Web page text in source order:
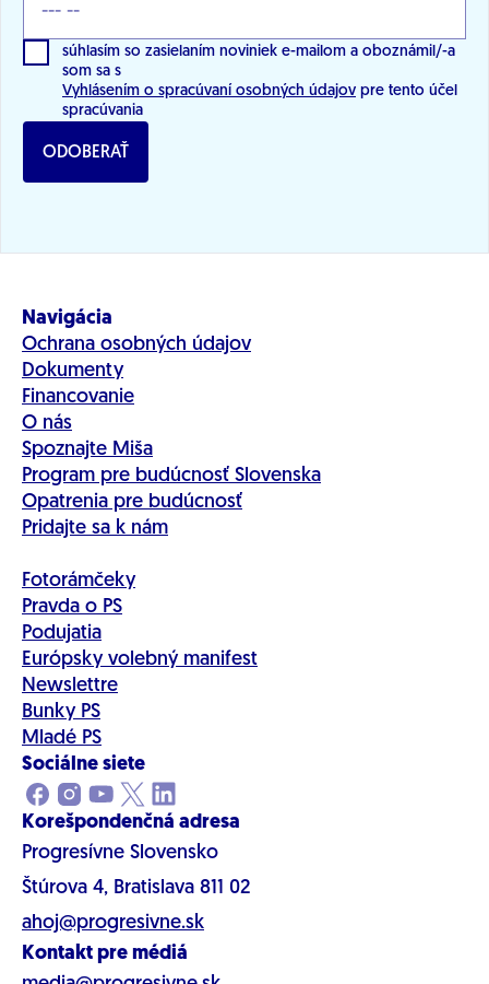
súhlasím so zasielaním noviniek e-mailom a oboznámil/-a
som sa s
Vyhlásením o spracúvaní osobných údajov pre tento účel
spracúvania
ODOBERAŤ
Navigácia
Ochrana osobných údajov
Dokumenty
Financovanie
O nás
Spoznajte Miša
Program pre budúcnosť Slovenska
Opatrenia pre budúcnosť
Pridajte sa k nám
Fotorámčeky
Pravda o PS
Podujatia
Európsky volebný manifest
Newslettre
Bunky PS
Mladé PS
Sociálne siete
Korešpondenčná adresa
Progresívne Slovensko
Štúrova 4, Bratislava 811 02
ahoj@progresivne.sk
Kontakt pre médiá